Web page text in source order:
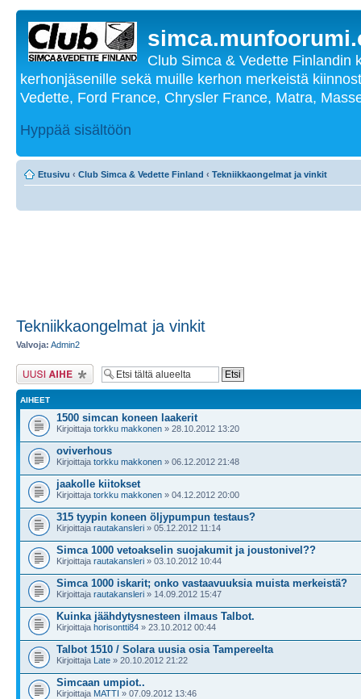
Club Simca & Vedette Finlandin
kerhonjäsenille sekä muille kerhon merkeistä
Vedette, Ford France, Chrysler France, Matra,
Hyppää sisältöön
Etusivu ‹ Club Simca & Vedette Finland ‹ Tekniikkaongelmat ja vinkit
Tekniikkaongelmat ja vinkit
Valvoja: Admin2
Lähetä uusi viesti
AIHEET
1500 simcan koneen laakerit
Kirjoittaja torkku makkonen » 28.10.2012 13:20
oviverhous
Kirjoittaja torkku makkonen » 06.12.2012 21:48
jaakolle kiitokset
Kirjoittaja torkku makkonen » 04.12.2012 20:00
315 tyypin koneen öljypumpun testaus?
Kirjoittaja rautakansleri » 05.12.2012 11:14
Simca 1000 vetoakselin suojakumit ja joustonivel??
Kirjoittaja rautakansleri » 03.10.2012 10:44
Simca 1000 iskarit; onko vastaavuuksia muista merkeistä?
Kirjoittaja rautakansleri » 14.09.2012 15:47
Kuinka jäähdytysnesteen ilmaus Talbot.
Kirjoittaja horisontti84 » 23.10.2012 00:44
Talbot 1510 / Solara uusia osia Tampereelta
Kirjoittaja Late » 20.10.2012 21:22
Simcaan umpiot..
Kirjoittaja MATTI » 07.09.2012 13:46